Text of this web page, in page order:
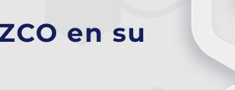
en su